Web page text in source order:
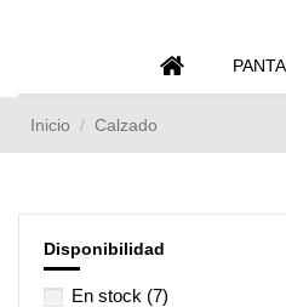
Inicio Calzado
Disponibilidad
En stock (7)